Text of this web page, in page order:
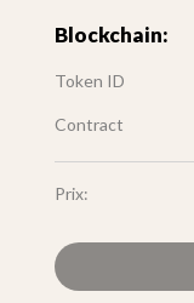
Blockchain:
Token ID
Contract
Prix: